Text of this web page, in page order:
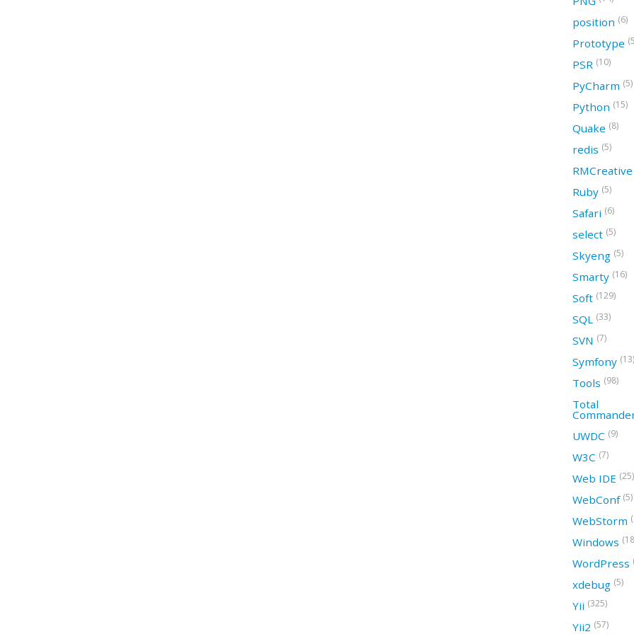
position (6)
Prototype
PSR (10)
PyCharm (5)
Python (15)
Quake (8)
redis (5)
RMCreative
Ruby (5)
Safari (6)
select (5)
Skyeng (5)
Smarty (16)
Soft (129)
SQL (33)
SVN (7)
Symfony (13)
Tools (98)
Total
UWDC (9)
W3C (7)
Web IDE (25)
WebConf (5)
WebStorm
Windows
WordPress
xdebug (5)
Yii (325)
Yii2 (57)